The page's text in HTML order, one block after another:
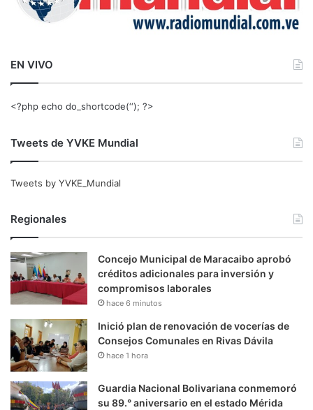
EN VIVO
<?php echo do_shortcode(‘‘); ?>
Tweets de YVKE Mundial
Tweets by YVKE_Mundial
Regionales
Concejo Municipal de Maracaibo aprobó
créditos adicionales para inversión y
compromisos laborales
hace 6 minutos
Inició plan de renovación de vocerías de
Consejos Comunales en Rivas Dávila
hace 1 hora
Guardia Nacional Bolivariana conmemoró
su 89.° aniversario en el estado Mérida